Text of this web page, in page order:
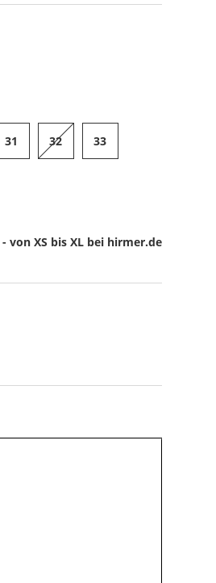
31 32 33
- von XS bis XL bei hirmer.de